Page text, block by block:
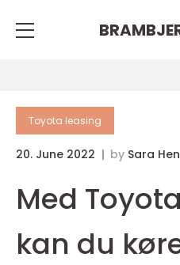
Toyota leasing
20. June 2022 by Sara
Med
kan du